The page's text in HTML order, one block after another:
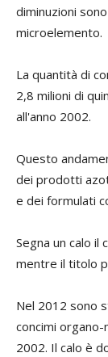
diminuzioni
microelemento.
La quantità di
2,8 milioni di
all'anno 2002.
Questo
dei prodotti
e dei formulati
Segna un calo
mentre il titolo
Nel 2012 sono
concimi
2002. Il calo è